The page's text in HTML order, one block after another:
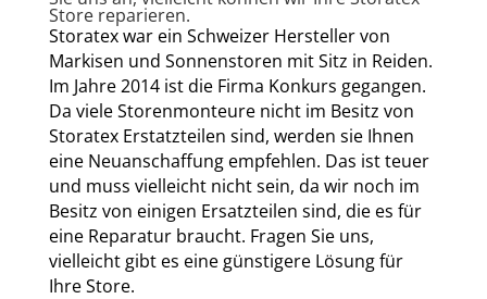
Store reparieren.
Storatex war ein Schweizer Hersteller von
Markisen und Sonnenstoren mit Sitz in Reiden.
Im Jahre 2014 ist die Firma Konkurs gegangen.
Da viele Storenmonteure nicht im Besitz von
Storatex Erstatzteilen sind, werden sie Ihnen
eine Neuanschaffung empfehlen. Das ist teuer
und muss vielleicht nicht sein, da wir noch im
Besitz von einigen Ersatzteilen sind, die es für
eine Reparatur braucht. Fragen Sie uns,
vielleicht gibt es eine günstigere Lösung für
Ihre Store.